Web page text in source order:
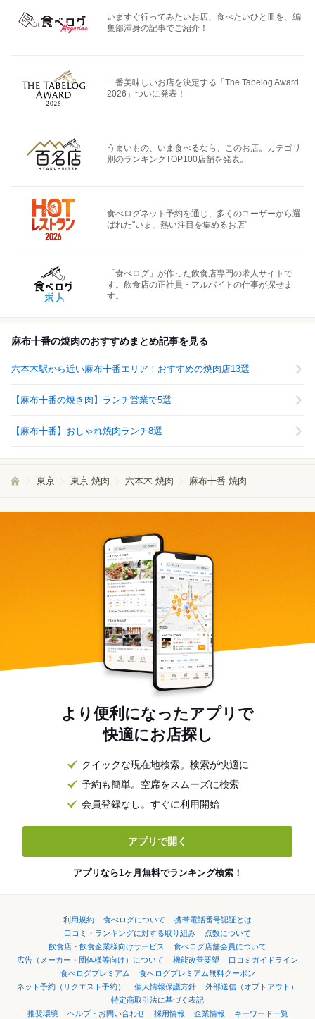
いますぐ行ってみたいお店、食べたいひと皿を、編
集部渾身の記事でご紹介！
一番美味しいお店を決定する「The Tabelog Award
2026」ついに発表！
うまいもの、いま食べるなら、このお店。カテゴリ
別のランキングTOP100店舗を発表。
食べログネット予約を通じ、多くのユーザーから選
ばれた"いま、熱い注目を集めるお店"
「食べログ」が作った飲食店専門の求人サイトで
す。飲食店の正社員・アルバイトの仕事が探せま
す。
麻布十番の焼肉のおすすめまとめ記事を見る
六本木駅から近い麻布十番エリア！おすすめの焼肉店13選
【麻布十番の焼き肉】ランチ営業で5選
【麻布十番】おしゃれ焼肉ランチ8選
東京 東京 焼肉 六本木 焼肉 麻布十番 焼肉
より便利になったアプリで
快適にお店探し
クイックな現在地検索。検索が快適に
予約も簡単。空席をスムーズに検索
会員登録なし。すぐに利用開始
アプリで開く
アプリなら1ヶ月無料でランキング検索！
利用規約 食べログについて
携帯電話番号認証とは
口コミ・ランキングに対する取り組み
点数について
飲食店・飲食企業様向けサービス
食べログ店舗会員について
広告（メーカー・団体様等向け）について
機能改善要望
口コミガイドライン
食べログプレミアム
食べログプレミアム無料クーポン
ネット予約（リクエスト予約）
個人情報保護方針
外部送信（オプトアウト）
特定商取引法に基づく表記
推奨環境
ヘルプ・お問い合わせ 採用情報 企業情報 キーワード一覧